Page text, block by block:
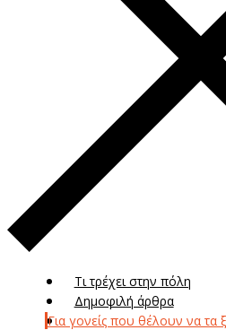
Τι τρέχει στην πόλη
Δημοφιλή άρθρα
Για γονείς που θέλουν να τα